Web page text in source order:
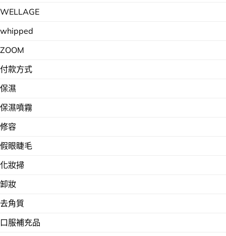
WELLAGE
whipped
ZOOM
付款方式
保濕
保濕噴霧
修容
假眼睫毛
化妝掃
卸妝
去角質
口服補充品